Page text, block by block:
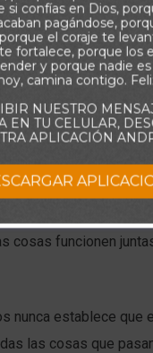
pasa sus días
embargo, como
interpretar el sueño
(41). Años más
hermanos, los
Este resumen de
de su vida, nos
relatado en el
cosas funcionen
nunca establece que
las cosas que
si confías en Dios,
pagándose,
el coraje te
fortalece, porque los
y porque nadie
camina contigo.
NUESTRO
EN TU CELULAR,
APLICACIÓN